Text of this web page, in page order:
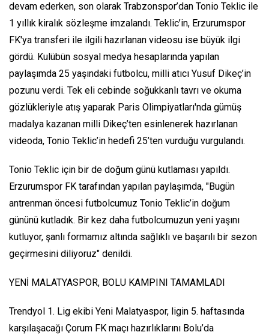
devam ederken, son olarak Trabzonspor’dan Tonio Teklic ile
1 yıllık kiralık sözleşme imzalandı. Teklic’in, Erzurumspor
FK'ya transferi ile ilgili hazırlanan videosu ise büyük ilgi
gördü. Kulübün sosyal medya hesaplarında yapılan
paylaşımda 25 yaşındaki futbolcu, milli atıcı Yusuf Dikeç’in
pozunu verdi. Tek eli cebinde soğukkanlı tavrı ve okuma
gözlükleriyle atış yaparak Paris Olimpiyatları'nda gümüş
madalya kazanan milli Dikeç’ten esinlenerek hazırlanan
videoda, Tonio Teklic’in hedefi 25’ten vurduğu vurgulandı.
Tonio Teklic için bir de doğum günü kutlaması yapıldı.
Erzurumspor FK tarafından yapılan paylaşımda, "Bugün
antrenman öncesi futbolcumuz Tonio Teklic’in doğum
gününü kutladık. Bir kez daha futbolcumuzun yeni yaşını
kutluyor, şanlı formamız altında sağlıklı ve başarılı bir sezon
geçirmesini diliyoruz" denildi.
YENİ MALATYASPOR, BOLU KAMPINI TAMAMLADI
Trendyol 1. Lig ekibi Yeni Malatyaspor, ligin 5. haftasında
karşılaşacağı Çorum FK maçı hazırlıklarını Bolu’da